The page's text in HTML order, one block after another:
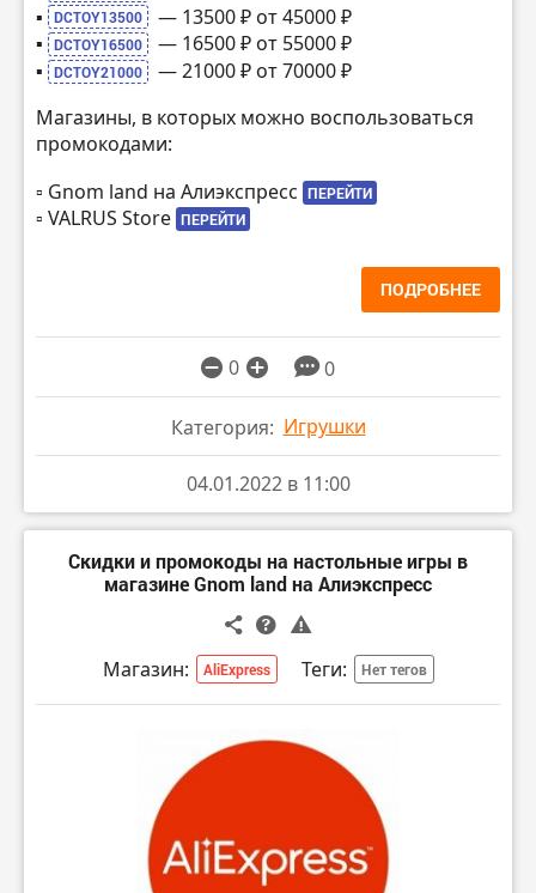
▪️
DCTOY13500
— 13500 ₽ от 45000 ₽
▪️
DCTOY16500
— 16500 ₽ от 55000 ₽
▪️
DCTOY21000
— 21000 ₽ от 70000 ₽
Магазины, в которых можно воспользоваться
промокодами:
▫️ Gnom land на Алиэкспресс ПЕРЕЙТИ
▫️ VALRUS Store ПЕРЕЙТИ
ПОДРОБНЕЕ
0 0
Категория: Игрушки
04.01.2022 в 11:00
Скидки и промокоды на настольные игры в
магазине Gnom land на Алиэкспресс
Магазин: AliExpress Теги: Нет тегов